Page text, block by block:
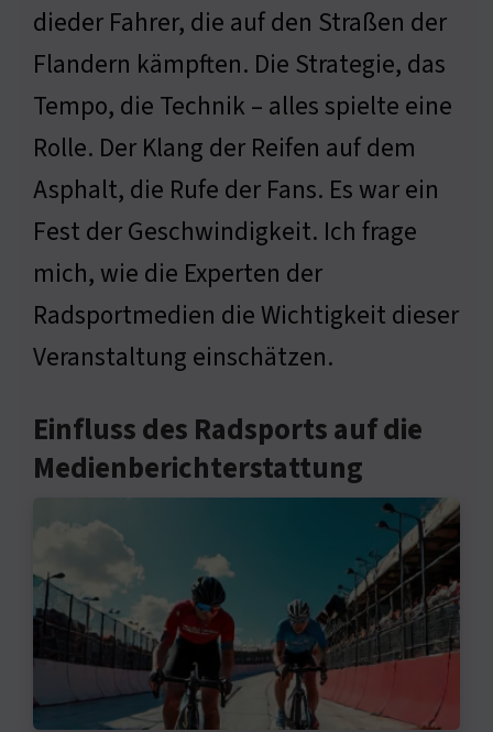
dieder Fahrer, die auf den Straßen der
Flandern kämpften. Die Strategie, das
Tempo, die Technik – alles spielte eine
Rolle. Der Klang der Reifen auf dem
Asphalt, die Rufe der Fans. Es war ein
Fest der Geschwindigkeit. Ich frage
mich, wie die Experten der
Radsportmedien die Wichtigkeit dieser
Veranstaltung einschätzen.
Einfluss des Radsports auf die
Medienberichterstattung